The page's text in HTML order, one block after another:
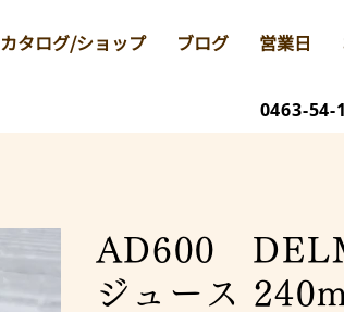
0463-54-
カタログ/ショップ ブログ 営業日
AD600
ジュース